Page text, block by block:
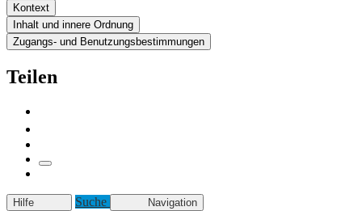
Kontext
Inhalt und innere Ordnung
Zugangs- und Benutzungsbestimmungen
Teilen
Hilfe Suche Navigation